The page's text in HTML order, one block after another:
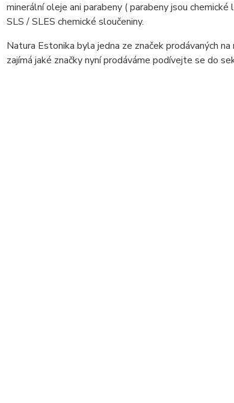
minerální oleje ani parabeny ( parabeny jsou
SLS / SLES chemické sloučeniny.
Natura Estonika byla jedna ze značek prodávaných
zajímá jaké značky nyní prodáváme podívejte se do